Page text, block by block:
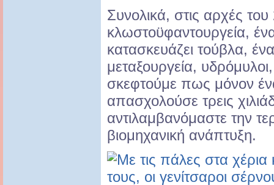
Συνολικά, στις αρχές
κλωστοϋφαντουργεία,
κατασκευάζει τούβλα,
μεταξουργεία,
σκεφτούμε πως μόνον
απασχολούσε τρεις
αντιλαμβανόμαστε την
βιομηχανική ανάπτυξη.